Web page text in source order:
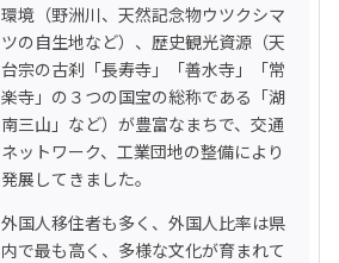
環境（野洲川、天然記念物ウツクシマ
ツの自生地など）、歴史観光資源（天
台宗の古刹「長寿寺」「善水寺」「常
楽寺」の３つの国宝の総称である「湖
南三山」など）が豊富なまちで、交通
ネットワーク、工業団地の整備により
発展してきました。
外国人移住者も多く、外国人比率は県
内で最も高く、多様な文化が育まれて